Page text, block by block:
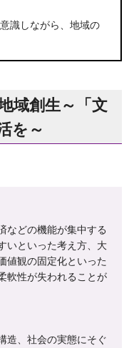
識しながら、地域の
域創生～「文
を～
などの機能が集中する
いといった考え方、大
値観の固定化といった
軟性が失われることが
造、社会の実態にそぐ